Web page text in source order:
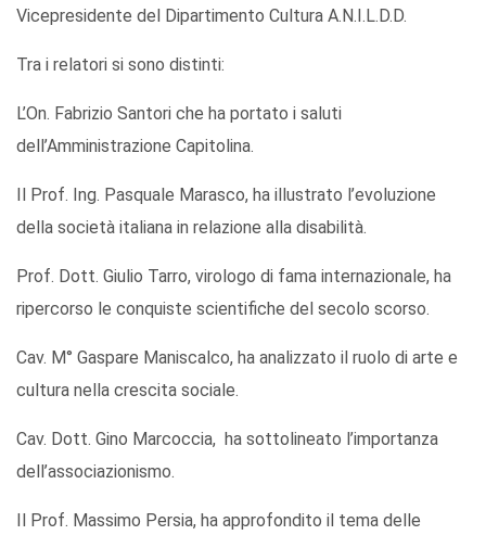
Vicepresidente del Dipartimento Cultura A.N.I.L.D.D.
Tra i relatori si sono distinti:
L’On. Fabrizio Santori che ha portato i saluti
dell’Amministrazione Capitolina.
Il Prof. Ing. Pasquale Marasco, ha illustrato l’evoluzione
della società italiana in relazione alla disabilità.
Prof. Dott. Giulio Tarro, virologo di fama internazionale, ha
ripercorso le conquiste scientifiche del secolo scorso.
Cav. M° Gaspare Maniscalco, ha analizzato il ruolo di arte e
cultura nella crescita sociale.
Cav. Dott. Gino Marcoccia, ha sottolineato l’importanza
dell’associazionismo.
Il Prof. Massimo Persia, ha approfondito il tema delle